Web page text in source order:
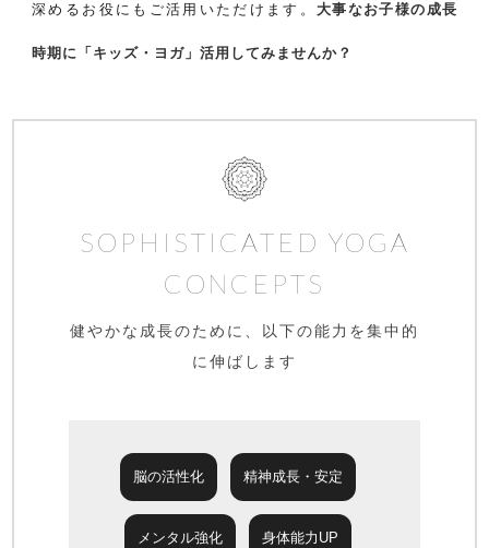
深めるお役にもご活用いただけます。大事なお子様の成長
時期に「キッズ・ヨガ」活用してみませんか？
SOPHISTICATED YOGA
CONCEPTS
健やかな成長のために、以下の能力を集中的
に伸ばします
脳の活性化 精神成長・安定
メンタル強化 身体能力UP